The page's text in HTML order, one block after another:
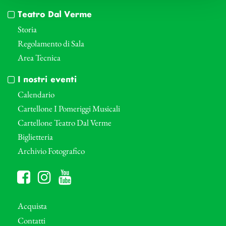
Teatro Dal Verme
Storia
Regolamento di Sala
Area Tecnica
I nostri eventi
Calendario
Cartellone I Pomeriggi Musicali
Cartellone Teatro Dal Verme
Biglietteria
Archivio Fotografico
Acquista
Contatti